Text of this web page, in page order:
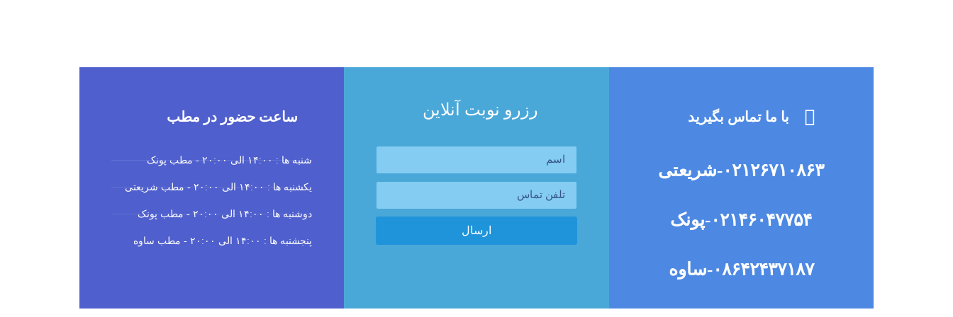
Lorem ipsum dolor sit amet, consectetur adipiscing elit. Ut elit tellus, luctus nec ullamcorper mattis, pulvinar dapibus leo.
با ما تماس بگیرید
۰۲۱۲۶۷۱۰۸۶۳-شریعتی
۰۲۱۴۶۰۴۷۷۵۴-پونک
۰۸۶۴۲۴۳۷۱۸۷-ساوه
رزرو نوبت آنلاین
ارسال
ساعت حضور در مطب
شنبه ها : ۱۴:۰۰ الی ۲۰:۰۰ - مطب پونک
یکشنبه ها : ۱۴:۰۰ الی ۲۰:۰۰ - مطب شریعتی
دوشنبه ها : ۱۴:۰۰ الی ۲۰:۰۰ - مطب پونک
پنجشنبه ها : ۱۴:۰۰ الی ۲۰:۰۰ - مطب ساوه